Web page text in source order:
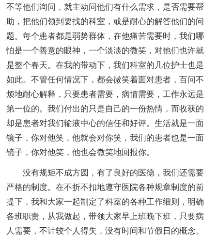
不等他们询问，就主动问他们有什么需求，是否需要帮
助，把他们领到要找的科室，或是耐心的解答他们的问
题。每个患者都是弱势群体，在他痛苦需要时，我们哪
怕是一个善意的眼神，一个淡淡的微笑，对他们也许就
是整个春天。在我的带动下，我们科室的几位护士也是
如此。不管任何情况下，都会微笑着面对患者，百问不
烦地耐心解释，只要患者需要，病情需要，工作永远是
第一位的。我们付出的只是自己的一份热情，而收获的
却是患者对我们输液中心的信任和好评。生活就是一面
镜子，你对他笑，他就会对你笑，我们的患者也是一面
镜子，你对他笑，他也会微笑地回报你。
没有规矩不成方圆，有了良好的医德，我们还需要
严格的制度。在不折不扣地遵守医院各种规章制度的前
提下，我和大家一起制定了科室的各种工作细则，明确
各班职责，从我做起，带领大家早上班晚下班，只要病
人需要，不计较个人得失，没有时间和节假日的概念。